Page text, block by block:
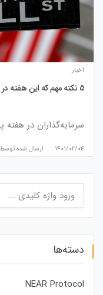
اخبار
5 نکته مهم که این هفته در بازار سهام باید مورد توجه قرار گیرد
سرمایه‌گذاران در
۱۴۰۱/۰۲/۰۴ ارسال شده توسط
برای:
دسته‌ها
NEAR Protocol